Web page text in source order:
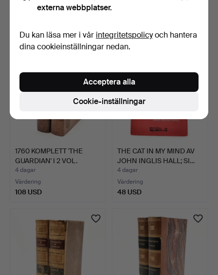
1760 KOMPLETT 'THE
GUARDIAN' I 2 VOL.
4 dagar
Värdering
108 USD
THE CAT IN MY MIND AV
JOHN INGLIS HALL; SI…
4 dagar
Värdering
48 USD
externa webbplatser.
Du kan läsa mer i vår integritetspolicyoch hantera
dina cookieinställningar nedan.
Cookie-inställningar
Acceptera alla